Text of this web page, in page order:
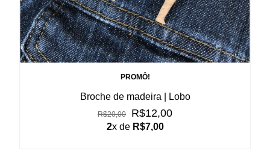
PROMÔ!
Broche de madeira | Lobo
R$20,00 R$12,00
2x de R$7,00